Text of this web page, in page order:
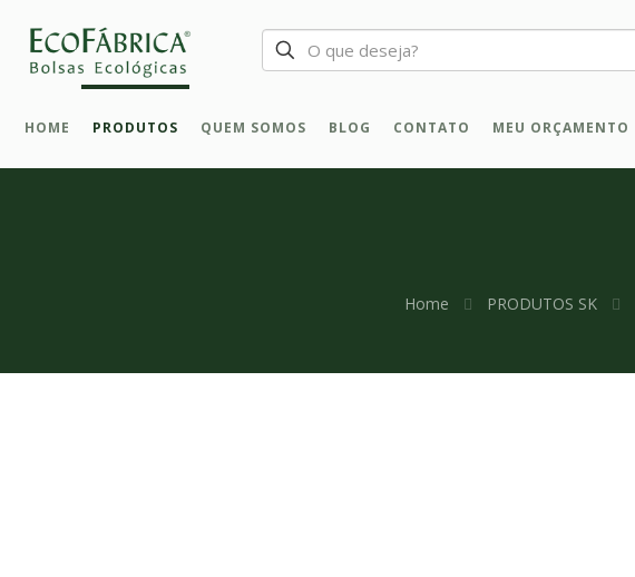
HOME PRODUTOS QUEM SOMOS BLOG CONTATO MEU ORÇAMENTO
Home PRODUTOS SK